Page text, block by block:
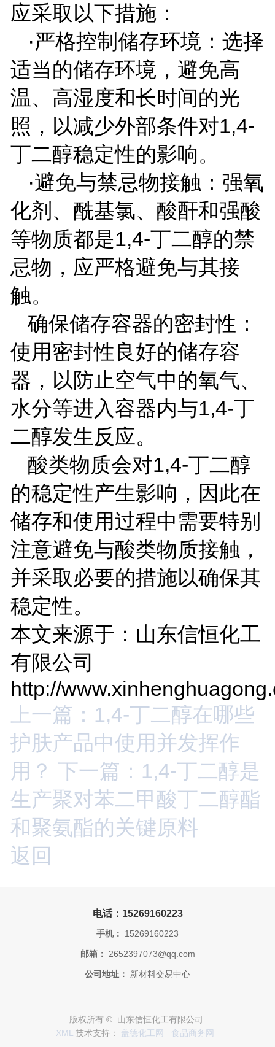
应采取以下措施：
·严格控制储存环境：选择
适当的储存环境，避免高
温、高湿度和长时间的光
照，以减少外部条件对1,4-
丁二醇稳定性的影响。
·避免与禁忌物接触：强氧
化剂、酰基氯、酸酐和强酸
等物质都是1,4-丁二醇的禁
忌物，应严格避免与其接
触。
确保储存容器的密封性：
使用密封性良好的储存容
器，以防止空气中的氧气、
水分等进入容器内与1,4-丁
二醇发生反应。
酸类物质会对1,4-丁二醇
的稳定性产生影响，因此在
储存和使用过程中需要特别
注意避免与酸类物质接触，
并采取必要的措施以确保其
稳定性。
本文来源于：山东信恒化工
有限公司
http://
上一篇：1,4-丁二醇在哪些
护肤产品中使用并发挥作
用？ 下一篇：1,4-丁二醇是
生产聚对苯二甲酸丁二醇酯
和聚氨酯的关键原料
返回
电话：15269160223
手机： 15269160223
邮箱： 2652397073@qq.com
公司地址： 新材料交易中心
版权所有 © 山东信恒化工有限公司
XML 技术支持： 盖德化工网 食品商务网